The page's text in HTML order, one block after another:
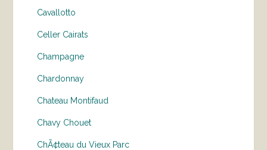
Cavallotto
Celler Cairats
Champagne
Chardonnay
Chateau Montifaud
Chavy Chouet
ChÃ¢teau du Vieux Parc